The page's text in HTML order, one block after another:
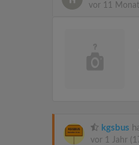
vor 11
kgsbus
vor 1 Jahr